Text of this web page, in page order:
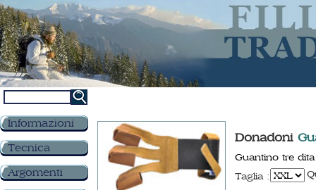
Informazioni
Tecnica
Argomenti
Donadoni
Guantino tre
Taglia :